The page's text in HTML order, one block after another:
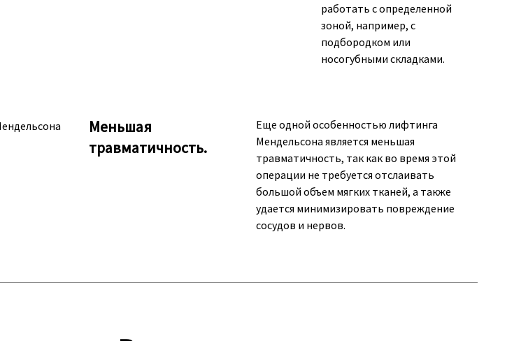
работать с определенной
зоной, например, с
подбородком или
носогубными складками.
Меньшая
травматичность.
Еще одной особенностью лифтинга
Мендельсона является меньшая
травматичность, так как во время этой
операции не требуется отслаивать
большой объем мягких тканей, а также
удается минимизировать повреждение
сосудов и нервов.